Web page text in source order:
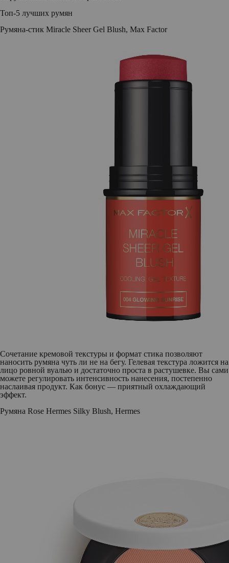
Топ-5 лучших румян
Румяна-стик Miracle Sheer Gel Blush, Max Factor
Сочетание кремовой текстуры и формат стика позволяют
наносить румяна чуть ли не на бегу. Гелевая текстура ложится на
лицо ровной вуалью и достаточно проста в растушевке. Вы сами
можете регулировать интенсивность нанесения, постепенно
наслаивая продукт. Как бонус — приятный охлаждающий
эффект.
Румяна Rose Hermes Silky Blush, Hermes